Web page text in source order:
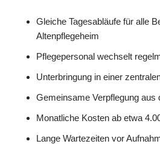
Gleiche Tagesabläufe für alle
Altenpflegeheim
Pflegepersonal wechselt
Unterbringung in einer
Gemeinsame Verpflegung aus
Monatliche Kosten ab etwa
Lange Wartezeiten vor